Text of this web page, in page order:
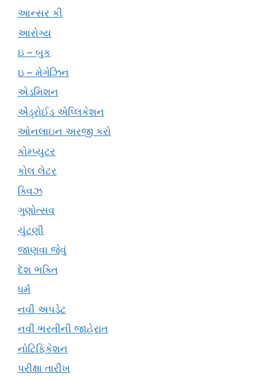
આન્સર કી
આરોગ્ય
ઇ – બુક
ઇ – મેગેઝિન
એડમિશન
એંડ્રોઈડ એપ્લિકેશન
ઓનલાઇન અરજી કરો
કોમ્પ્યુટર
કોલ લેટર
ક્વિઝ
ગુણોત્સવ
ચુંટણી
જાણવા જેવું
દેશ ભક્તિ
ધર્મ
નવી અપડેટ
નવી ભરતીની જાહેરાત
નોટિફિકેશન
પરીક્ષા તારીખ